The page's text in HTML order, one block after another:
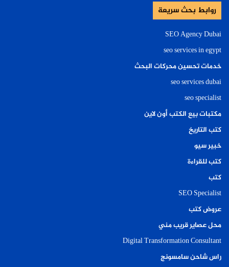
روابط بحث سريعة
SEO Agency Dubai
seo services in egypt
خدمات تحسين محركات البحث
seo services dubai
seo specialist
مكتبات بيع الكتب أون لاين
كتب التاريخ
خبير سيو
كتب للقراءة
كتب
SEO Specialist
عروض كتب
محل عصاير قريب مني
Digital Transformation Consultant
راس شاحن سامسونج